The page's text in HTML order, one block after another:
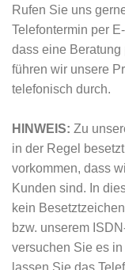
Rufen Sie uns
Telefontermin per
dass eine
führen wir unsere
telefonisch durch.
HINWEIS: Zu
in der Regel
vorkommen, dass
Kunden sind. In
kein
bzw. unserem
versuchen Sie es
lassen Sie das